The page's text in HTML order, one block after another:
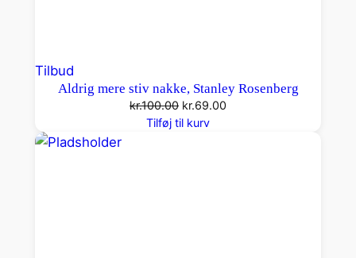
TilbudVare
på
Aldrig mere stiv nakke, Stanley Rosenberg
kr.100.00 Den
oprindelige
kr.69.00
Tilføj til kurv